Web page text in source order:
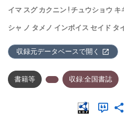
イマ スグ カクニン ! チュウショウ キ
シャ ノ タメノ インボイス セイド タ
収録元データベースで開く
書籍等 収録:全国書誌